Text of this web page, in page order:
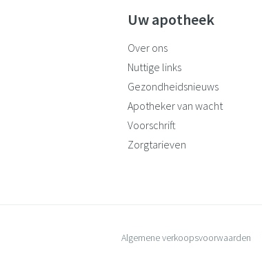
Uw apotheek
Over ons
Nuttige links
Gezondheidsnieuws
Apotheker van wacht
Voorschrift
Zorgtarieven
Algemene verkoopsvoorwaarden